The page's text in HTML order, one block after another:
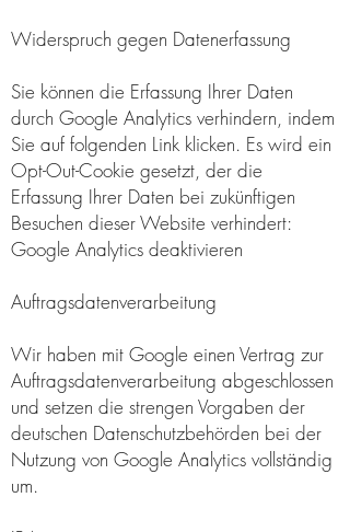
Widerspruch gegen Datenerfassung
Sie können die Erfassung Ihrer Daten
durch Google Analytics verhindern, indem
Sie auf folgenden Link klicken. Es wird ein
Opt-Out-Cookie gesetzt, der die
Erfassung Ihrer Daten bei zukünftigen
Besuchen dieser Website verhindert:
Google Analytics deaktivieren
Auftragsdatenverarbeitung
Wir haben mit Google einen Vertrag zur
Auftragsdatenverarbeitung abgeschlossen
und setzen die strengen Vorgaben der
deutschen Datenschutzbehörden bei der
Nutzung von Google Analytics vollständig
um.